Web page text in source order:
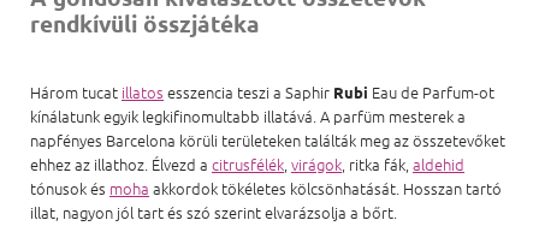
rendkívüli összjátéka
Három tucat illatos esszencia teszi a Saphir Rubi Eau de Parfum-ot
kínálatunk egyik legkifinomultabb illatává. A parfüm mesterek a
napfényes Barcelona körüli területeken találták meg az összetevőket
ehhez az illathoz. Élvezd a citrusfélék, virágok, ritka fák, aldehid
tónusok és moha akkordok tökéletes kölcsönhatását. Hosszan tartó
illat, nagyon jól tart és szó szerint elvarázsolja a bőrt.